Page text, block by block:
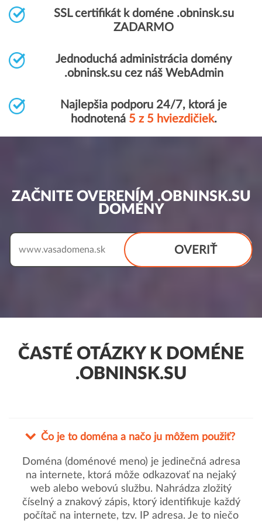
SSL certifikát k doméne .obninsk.su
ZADARMO
Jednoduchá administrácia domény
.obninsk.su cez náš WebAdmin
Najlepšia podporu 24/7, ktorá je
hodnotená 5 z 5 hviezdičiek.
ZAČNITE OVERENÍM .OBNINSK.SU
DOMÉNY
OVERIŤ
www.
ČASTÉ OTÁZKY K DOMÉNE
.OBNINSK.SU
Čo je to doména a načo ju môžem použiť?
Doména (doménové meno) je jedinečná adresa
na internete, ktorá môže odkazovať na nejaký
web alebo webovú službu. Nahrádza zložitý
číselný a znakový zápis, ktorý identifikuje každý
počítač na internete, tzv. IP adresa. Je to niečo